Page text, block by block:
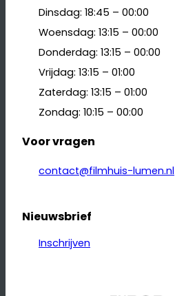
Dinsdag: 18:45 – 00:00
Woensdag: 13:15 – 00:00
Donderdag: 13:15 – 00:00
Vrijdag: 13:15 – 01:00
Zaterdag: 13:15 – 01:00
Zondag: 10:15 – 00:00
Voor vragen
contact@filmhuis-lumen.nl
Nieuwsbrief
Inschrijven